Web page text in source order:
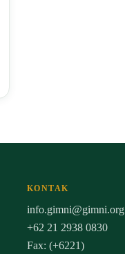
KONTAK
info.gimni@gimni.org
+62 21 2938 0830
Fax: (+6221)